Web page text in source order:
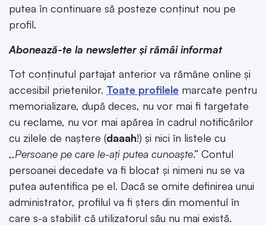
putea în continuare să posteze conținut nou pe
profil.
Abonează-te la newsletter și rămâi informat
Tot conținutul partajat anterior va rămâne online și
accesibil prietenilor. Toate profilele marcate pentru
memorializare, după deces, nu vor mai fi targetate
cu reclame, nu vor mai apărea în cadrul notificărilor
cu zilele de naștere (daaah!) și nici în listele cu
,,Persoane pe care le-ați putea cunoaște.” Contul
persoanei decedate va fi blocat și nimeni nu se va
putea autentifica pe el. Dacă se omite definirea unui
administrator, profilul va fi șters din momentul în
care s-a stabilit că utilizatorul său nu mai există.